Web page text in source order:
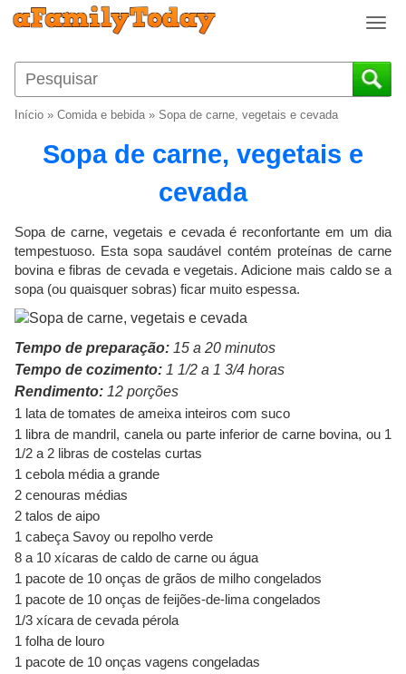
T
g
g
g
t
Início » Comida e bebida» Sopa de carne, vegetais e cevada
Sopa de carne, vegetais e
cevada
Sopa de carne, vegetais e cevada é reconfortante em um dia
tempestuoso. Esta sopa saudável contém proteínas de carne
bovina e fibras de cevada e vegetais. Adicione mais caldo se a
sopa (ou quaisquer sobras) ficar muito espessa.
Tempo de preparação: 15 a 20 minutos
Tempo de cozimento: 1 1/2 a 1 3/4 horas
Rendimento: 12 porções
1 lata de tomates de ameixa inteiros com suco
1 libra de mandril, canela ou parte inferior de carne bovina, ou 1
1/2 a 2 libras de costelas curtas
1 cebola média a grande
2 cenouras médias
2 talos de aipo
1 cabeça Savoy ou repolho verde
8 a 10 xícaras de caldo de carne ou água
1 pacote de 10 onças de grãos de milho congelados
1 pacote de 10 onças de feijões-de-lima congelados
1/3 xícara de cevada pérola
1 folha de louro
1 pacote de 10 onças vagens congeladas